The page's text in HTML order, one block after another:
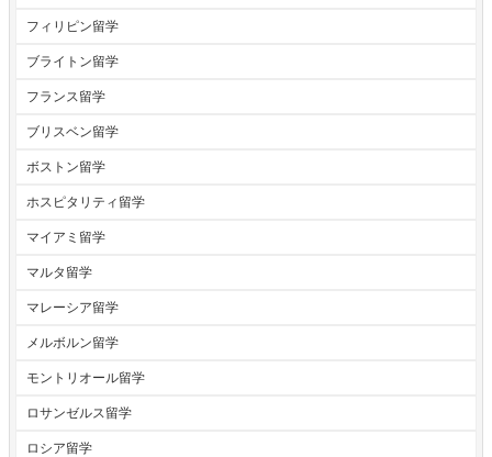
フィリピン留学
ブライトン留学
フランス留学
ブリスベン留学
ボストン留学
ホスピタリティ留学
マイアミ留学
マルタ留学
マレーシア留学
メルボルン留学
モントリオール留学
ロサンゼルス留学
ロシア留学